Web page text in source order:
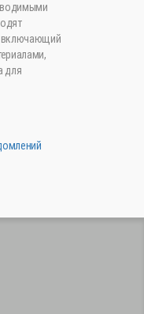
включающий
для